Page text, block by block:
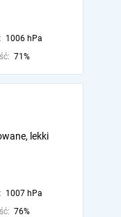
1006 hPa
71%
lekki
1007 hPa
76%